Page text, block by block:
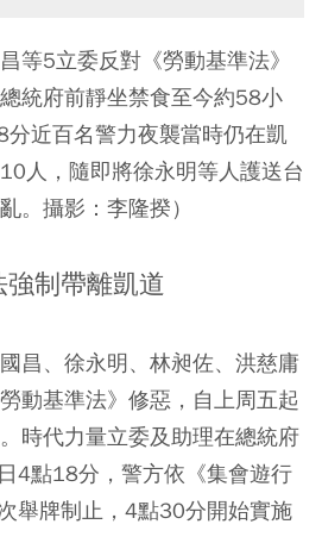
等5立委反對《勞動基準法》
統府前靜坐禁食至今約58小
近百名警力夜襲當時仍在凱
人，隨即將徐永明等人護送台
。攝影：李隆揆）
制帶離凱道
昌、徐永明、林昶佐、洪慈庸
動基準法》修惡，自上周五起
時代力量立委及助理在總統府
4點18分，警方依《集會遊行
舉牌制止，4點30分開始實施